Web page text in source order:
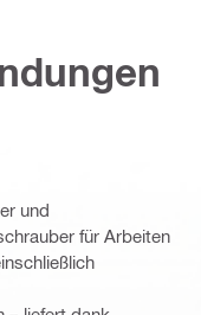
und
für Arbeiten